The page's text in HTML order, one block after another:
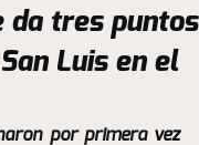
da tres puntos
Luis en el
por primera vez